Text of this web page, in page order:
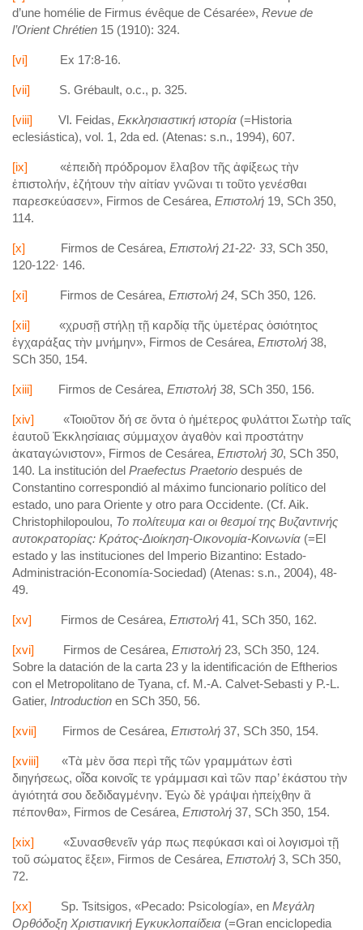
d’une homélie de Firmus évêque de Césarée», Revue de
l’Orient Chrétien 15 (1910): 324.
[vi] Ex 17:8-16.
[vii] S. Grébault, o.c., p. 325.
[viii] Vl. Feidas, Εκκλησιαστική ιστορία (=Historia
eclesiástica), vol. 1, 2da ed. (Atenas: s.n., 1994), 607.
[ix]
«ἐπειδὴ πρόδρομον ἔλαβον τῆς ἀφίξεως τὴν
ἐπιστολήν, ἐζήτουν τὴν αἰτίαν γνῶναι τι τοῦτο γενέσθαι
παρεσκεύασεν», Firmos de Cesárea, Επιστολή 19, SCh 350,
114.
[x] Firmos de Cesárea, Επιστολή 21-22· 33, SCh 350,
120-122· 146.
[xi] Firmos de Cesárea, Επιστολή 24, SCh 350, 126.
[xii]
«χρυσῇ στήλῃ τῇ καρδίᾳ τῆς ὑμετέρας ὁσιότητος
ἐγχαράξας τὴν μνήμην», Firmos de Cesárea, Επιστολή 38,
SCh 350, 154.
[xiii] Firmos de Cesárea, Επιστολή 38, SCh 350, 156.
[xiv]
«Τοιοῦτον δή σε ὄντα ὁ ἡμέτερος φυλάττοι Σωτὴρ ταῖς
ἑαυτοῦ Ἐκκλησίαιας σύμμαχον ἀγαθὸν καὶ προστάτην
ἀκαταγώνιστον», Firmos de Cesárea, Επιστολή 30, SCh 350,
140. La institución del Praefectus Praetorio después de
Constantino correspondió al máximo funcionario político del
estado, uno para Oriente y otro para Occidente. (Cf. Aik.
Christophilopoulou, Το πολίτευμα και οι θεσμοί της Βυζαντινής
αυτοκρατορίας: Κράτος-Διοίκηση-Οικονομία-Κοινωνία (=El
estado y las instituciones del Imperio Bizantino: Estado-
Administración-Economía-Sociedad) (Atenas: s.n., 2004), 48-
49.
[xv] Firmos de Cesárea, Επιστολή 41, SCh 350, 162.
[xvi] Firmos de Cesárea, Επιστολή 23, SCh 350, 124.
Sobre la datación de la carta 23 y la identificación de Eftherios
con el Metropolitano de Tyana, cf. Μ.-A. Calvet-Sebasti y P.-L.
Gatier, Introduction en SCh 350, 56.
[xvii] Firmos de Cesárea, Επιστολή 37, SCh 350, 154.
[xviii]
«Τὰ μὲν ὅσα περὶ τῆς τῶν γραμμάτων ἐστὶ
διηγήσεως, οἶδα κοινοῖς τε γράμμασι καὶ τῶν παρ’ ἑκάστου τὴν
ἁγιότητά σου δεδιδαγμένην. Ἐγὼ δὲ γράψαι ἠπείχθην ἃ
πέπονθα», Firmos de Cesárea, Επιστολή 37, SCh 350, 154.
[xix]
«Συνασθενεῖν γάρ πως πεφύκασι καὶ οἱ λογισμοὶ τῇ
τοῦ σώματος ἕξει», Firmos de Cesárea, Επιστολή 3, SCh 350,
72.
[xx] Sp. Tsitsigos, «Pecado: Psicología», en Μεγάλη
Ορθόδοξη Χριστιανική Εγκυκλοπαίδεια (=Gran enciclopedia